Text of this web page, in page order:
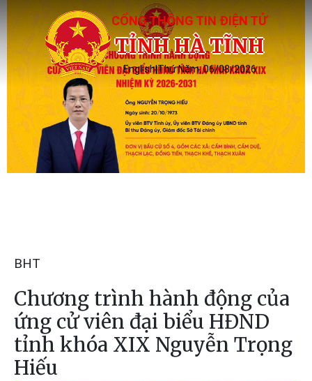
CỔNG THÔNG TIN ĐIỆN TỬ
TỈNH HÀ TĨNH
English|Thứ Năm, 06/08/2026
BHT
Chương trình hành động của
ứng cử viên đại biểu HĐND
tỉnh khóa XIX Nguyễn Trọng
Hiếu